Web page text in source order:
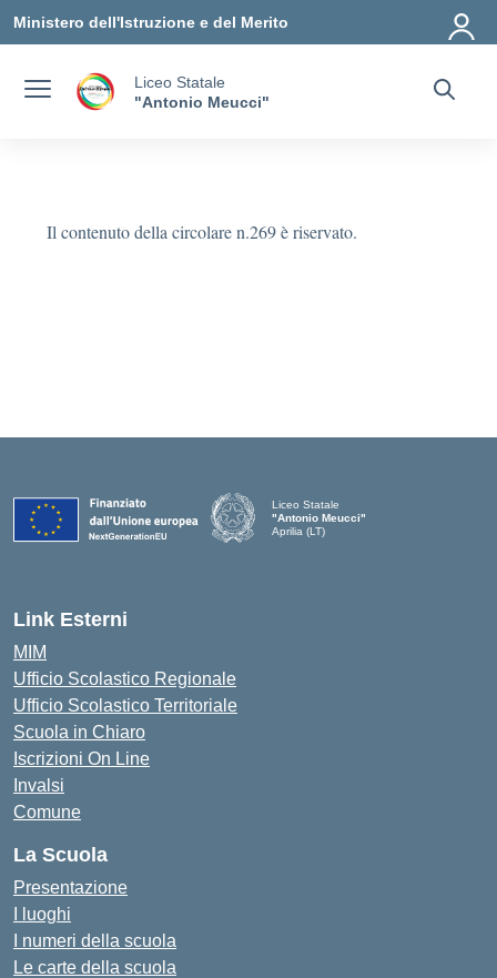
Ministero dell'Istruzione e del Merito
Liceo Statale
"Antonio Meucci"
Il contenuto della circolare n.269 è riservato.
Liceo Statale
"Antonio Meucci"
Aprilia (LT)
Link Esterni
MIM
Ufficio Scolastico Regionale
Ufficio Scolastico Territoriale
Scuola in Chiaro
Iscrizioni On Line
Invalsi
Comune
La Scuola
Presentazione
I luoghi
I numeri della scuola
Le carte della scuola